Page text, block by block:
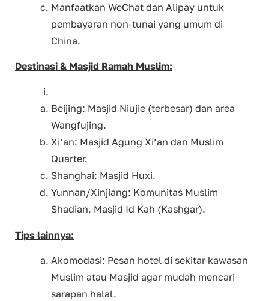
Manfaatkan WeChat dan Alipay untuk
pembayaran non-tunai yang umum di
China.
Destinasi & Masjid Ramah Muslim:
Beijing: Masjid Niujie (terbesar) dan area
Wangfujing.
Xi’an: Masjid Agung Xi’an dan Muslim
Quarter.
Shanghai: Masjid Huxi.
Yunnan/Xinjiang: Komunitas Muslim
Shadian, Masjid Id Kah (Kashgar).
Tips lainnya:
Akomodasi: Pesan hotel di sekitar kawasan
Muslim atau Masjid agar mudah mencari
sarapan halal.